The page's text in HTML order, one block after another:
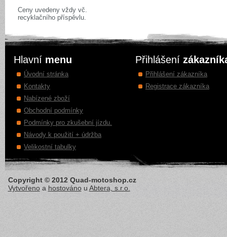
Ceny uvedeny vždy vč.
recyklačního příspěvlu.
Hlavní menu
Úvodní stránka
Kontakty
Nabízené zboží
Obchodní podmínky
Podmínky pro zkušební jízdu.
Návody k použití + údržba
Velikostní tabulky
Přihlášení
Přihlášení zákazníka
Registrace zákazníka
Copyright © 2012 Quad-motoshop.cz
Vytvořenoa hostovánou Abtera, s.r.o.